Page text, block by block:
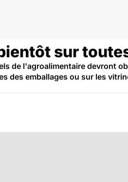
sur
de l'agroalimentaire devront
des emballages ou sur les